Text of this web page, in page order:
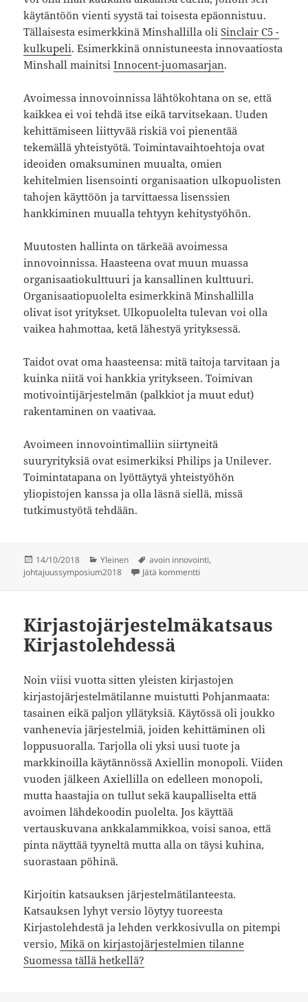
käytäntöön vienti syystä tai toisesta epäonnistuu.
Tällaisesta esimerkkinä Minshallilla oliSinclair C5 -
kulkupeli. Esimerkkinä onnistuneesta innovaatiosta
Minshall mainitsiInnocent-juomasarjan.
Avoimessa innovoinnissa lähtökohtana on se, että
kaikkea ei voi tehdä itse eikä tarvitsekaan. Uuden
kehittämiseen liittyvää riskiä voi pienentää
tekemällä yhteistyötä. Toimintavaihtoehtoja ovat
ideoiden omaksuminen muualta, omien
kehitelmien lisensointi organisaation ulkopuolisten
tahojen käyttöön ja tarvittaessa lisenssien
hankkiminen muualla tehtyyn kehitystyöhön.
Muutosten hallinta on tärkeää avoimessa
innovoinnissa. Haasteena ovat muun muassa
organisaatiokulttuuri ja kansallinen kulttuuri.
Organisaatiopuolelta esimerkkinä Minshallilla
olivat isot yritykset. Ulkopuolelta tulevan voi olla
vaikea hahmottaa, ketä lähestyä yrityksessä.
Taidot ovat oma haasteensa: mitä taitoja tarvitaan ja
kuinka niitä voi hankkia yritykseen. Toimivan
motivointijärjestelmän (palkkiot ja muut edut)
rakentaminen on vaativaa.
Avoimeen innovointimalliin siirtyneitä
suuryrityksiä ovat esimerkiksi Philips ja Unilever.
Toimintatapana on lyöttäytyä yhteistyöhön
yliopistojen kanssa ja olla läsnä siellä, missä
tutkimustyötä tehdään.
Julkaistu
14/10/2018 Kategoriat
Yleinen Avainsanat
avoin innovointi,
johtajuussymposium2018
Jätä kommentti
Kirjastojärjestelmäkatsaus
Kirjastolehdessä
Noin viisi vuotta sitten yleisten kirjastojen
kirjastojärjestelmätilanne muistutti Pohjanmaata:
tasainen eikä paljon yllätyksiä. Käytössä oli joukko
vanhenevia järjestelmiä, joiden kehittäminen oli
loppusuoralla. Tarjolla oli yksi uusi tuote ja
markkinoilla käytännössä Axiellin monopoli. Viiden
vuoden jälkeen Axiellilla on edelleen monopoli,
mutta haastajia on tullut sekä kaupalliselta että
avoimen lähdekoodin puolelta. Jos käyttää
vertauskuvana ankkalammikkoa, voisi sanoa, että
pinta näyttää tyyneltä mutta alla on täysi kuhina,
suorastaan pöhinä.
Kirjoitin katsauksen järjestelmätilanteesta.
Katsauksen lyhyt versio löytyy tuoreesta
Kirjastolehdestä ja lehden verkkosivulla on pitempi
versio,Mikä on kirjastojärjestelmien tilanne
Suomessa tällä hetkellä?